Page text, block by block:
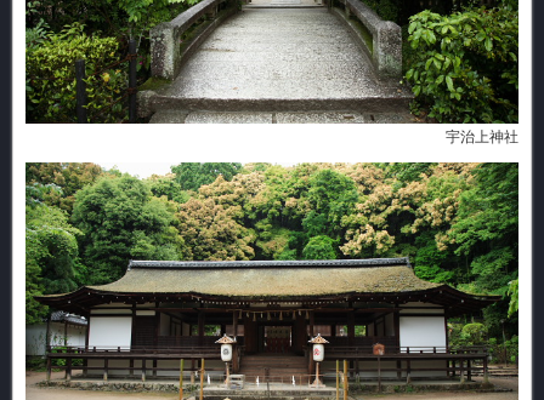
宇治上神社